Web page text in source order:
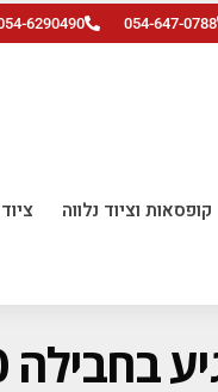
054-647-0788
6290490
קופסאות וציוד נלווה